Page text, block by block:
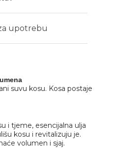
upotrebu
suvu kosu. Kosa postaje
i tjeme, esencijalna ulja
kosu i revitalizuju je.
volumen i sjaj.